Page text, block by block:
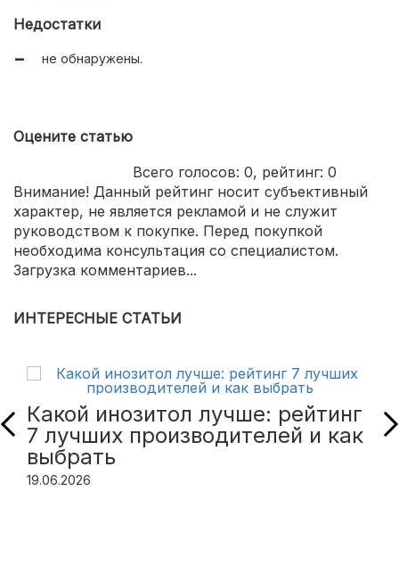
Недостатки
не обнаружены.
Оцените статью
Всего голосов: 0, рейтинг: 0
Внимание! Данный рейтинг носит субъективный
характер, не является рекламой и не служит
руководством к покупке. Перед покупкой
необходима консультация со специалистом.
Загрузка комментариев...
ИНТЕРЕСНЫЕ СТАТЬИ
Какой инозитол лучше: рейтинг
7 лучших производителей и как
выбрать
19.06.2026